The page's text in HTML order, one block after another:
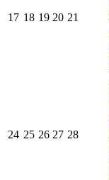
17 18 19 20 21
24 25 26 27 28